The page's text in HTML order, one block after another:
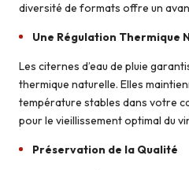
diversité de formats offre un
Une Régulation Thermique
Les citernes d’eau de pluie
thermique naturelle. Elles
température stables dans votre
pour le vieillissement optimal du
Préservation de la Qualité